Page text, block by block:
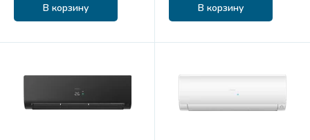
В корзину В корзину